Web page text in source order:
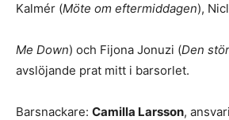
Kalmér (Möte om eftermiddagen),
Me Down) och Fijona Jonuzi (Den
avslöjande prat mitt i barsorlet.
Barsnackare: Camilla Larsson,